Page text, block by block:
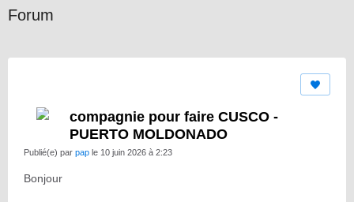
Forum
compagnie pour faire CUSCO -
PUERTO MOLDONADO
Publié(e) par pap le 10 juin 2026 à 2:23
Bonjour